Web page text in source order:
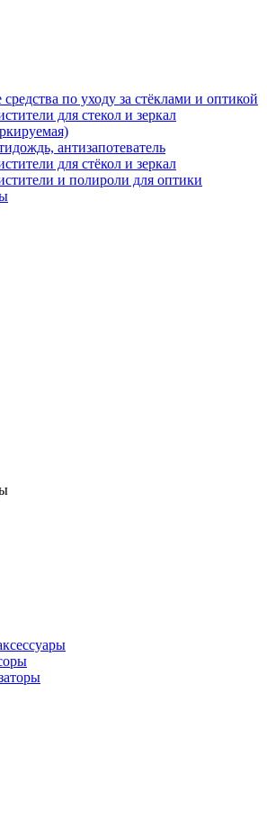
средства по уходу за стёклами и оптикой
для стекол и зеркал
антизапотеватель
для стёкол и зеркал
и полироли для оптики